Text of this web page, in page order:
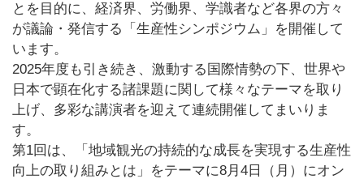
とを目的に、経済界、労働界、学識者など各界の方々
が議論・発信する「生産性シンポジウム」を開催して
います。
2025年度も引き続き、激動する国際情勢の下、世界や
日本で顕在化する諸課題に関して様々なテーマを取り
上げ、多彩な講演者を迎えて連続開催してまいりま
す。
第1回は、「地域観光の持続的な成長を実現する生産性
向上の取り組みとは」をテーマに8月4日（月）にオン